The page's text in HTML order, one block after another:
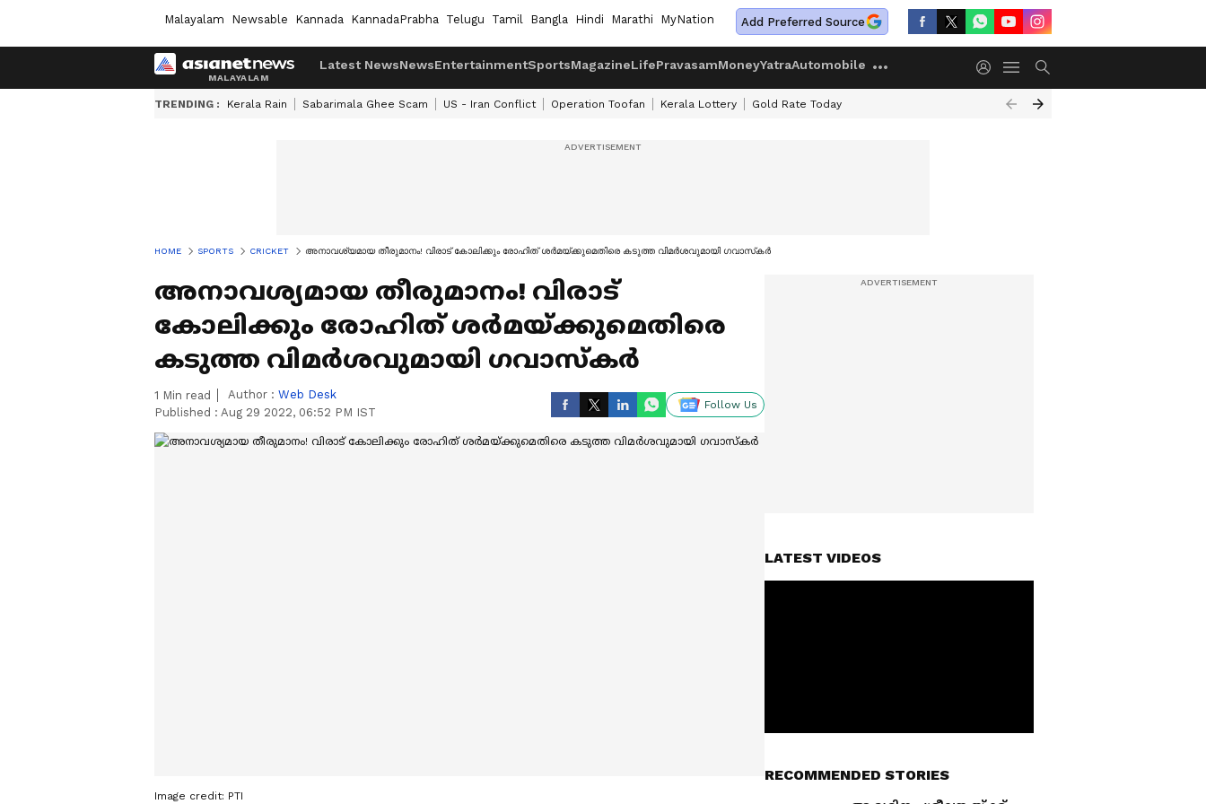
Malayalam Newsable Kannada KannadaPrabha Telugu Tamil Bangla Hindi Marathi MyNation Add Preferred Source
Latest NewsNewsEntertainmentSportsMagazineLifePravasamMoneyYatraAutomobile
TRENDING : Kerala Rain Sabarimala Ghee Scam US - Iran Conflict Operation Toofan Kerala Lottery Gold Rate Today
HOME SPORTS CRICKET അനാവശ്യമായ തീരുമാനം! വിരാട് കോലിക്കും രോഹിത് ശര്‍മയ്ക്കുമെതിരെ കടുത്ത വിമര്‍ശവുമായി ഗവാസ്‌കര്‍
അനാവശ്യമായ തീരുമാനം! വിരാട്
കോലിക്കും രോഹിത് ശര്‍മയ്ക്കുമെതിരെ
കടുത്ത വിമര്‍ശവുമായി ഗവാസ്‌കര്‍
1 Min read Author : Web Desk
Published : Aug 29 2022, 06:52 PM IST
Follow Us
Image credit: PTI
LATEST VIDEOS
RECOMMENDED STORIES